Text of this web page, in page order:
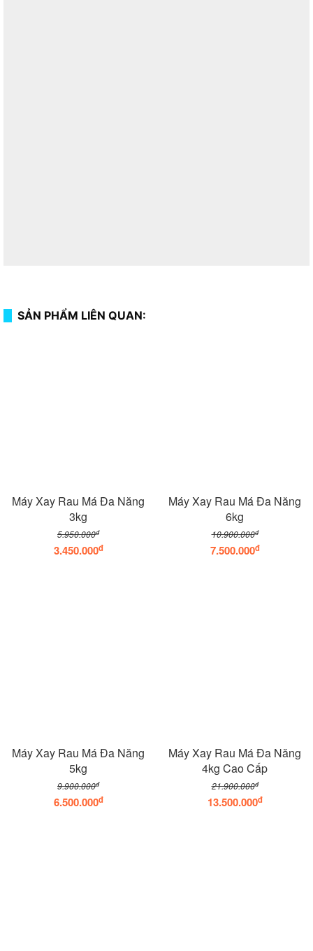
SẢN PHẨM LIÊN QUAN:
Máy Xay Rau Má Đa Năng
3kg
5.950.000đ
3.450.000đ
Máy Xay Rau Má Đa Năng
6kg
10.900.000đ
7.500.000đ
Máy Xay Rau Má Đa Năng
5kg
9.900.000đ
6.500.000đ
Máy Xay Rau Má Đa Năng
4kg Cao Cấp
21.900.000đ
13.500.000đ